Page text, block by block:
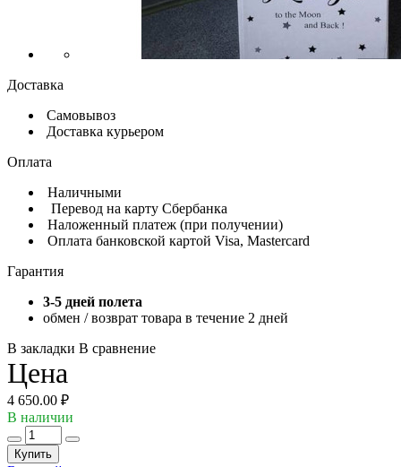
Доставка
Самовывоз
Доставка курьером
Оплата
Наличными
Перевод на карту Сбербанка
Наложенный платеж (при получении)
Оплата банковской картой Visa, Mastercard
Гарантия
3-5 дней полета
обмен / возврат товара в течение 2 дней
В закладки В сравнение
Цена
4 650.00 ₽
В наличии
Купить